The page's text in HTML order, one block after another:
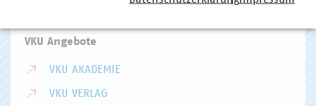
info(at)vku(dot)de
VKU Angebote
VKU AKADEMIE
VKU VERLAG